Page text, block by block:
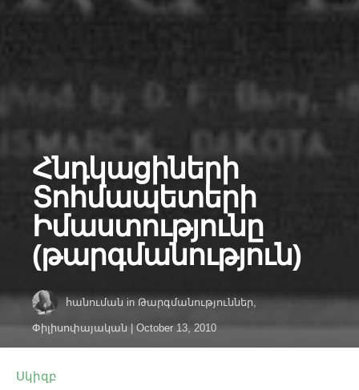
Հնդկացիների
Տոհմապետերի
Իմաստությունը
(թարգմանություն)
հանուման in Թարգմանություններ
Փիլիսոփայական | October 13, 2010
Սկիզբ